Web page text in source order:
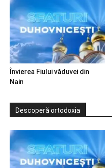
Învierea Fiului văduvei din
Nain
Descoperă ortodoxia